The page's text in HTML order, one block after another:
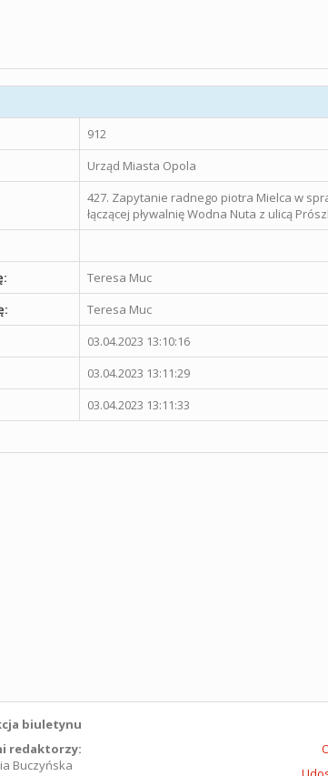
912
Urząd Miasta Opola
427. Zapytanie radnego piotra Mielca w
łączącej pływalnię Wodna Nuta z ulicą
Teresa Muc
Teresa Muc
03.04.2023 13:10:16
03.04.2023 13:11:29
03.04.2023 13:11:33
biuletynu
redaktorzy:
Buczyńska